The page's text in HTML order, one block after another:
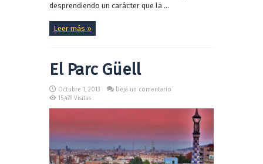
desprendiendo un carácter que la ...
Leer más »
El Parc Güell
Octubre 1, 2013
Deja un comentario
15,479 Visitas